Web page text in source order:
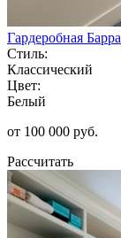
Гардеробная Барра
Стиль:
Классический
Цвет:
Белый
от 100 000 руб.
Рассчитать